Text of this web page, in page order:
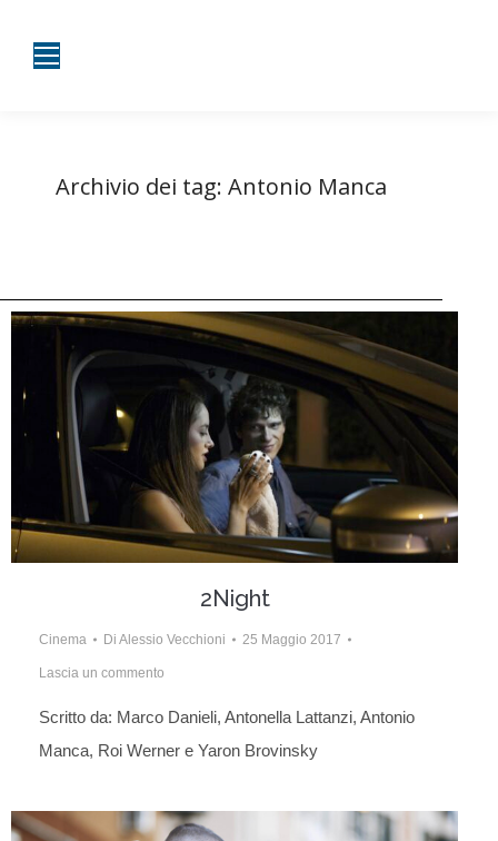
Archivio dei tag: Antonio Manca
2Night
Cinema Di Alessio Vecchioni 25 Maggio 2017
Lascia un commento
Scritto da: Marco Danieli, Antonella Lattanzi, Antonio
Manca, Roi Werner e Yaron Brovinsky